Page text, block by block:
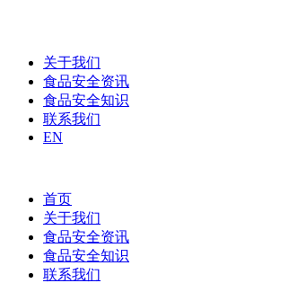
关于我们
食品安全资讯
食品安全知识
联系我们
EN
首页
关于我们
食品安全资讯
食品安全知识
联系我们